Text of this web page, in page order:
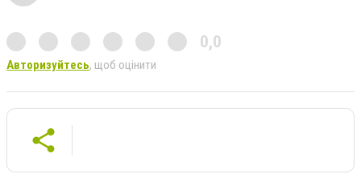
0,0
Авторизуйтесь, щоб оцінити